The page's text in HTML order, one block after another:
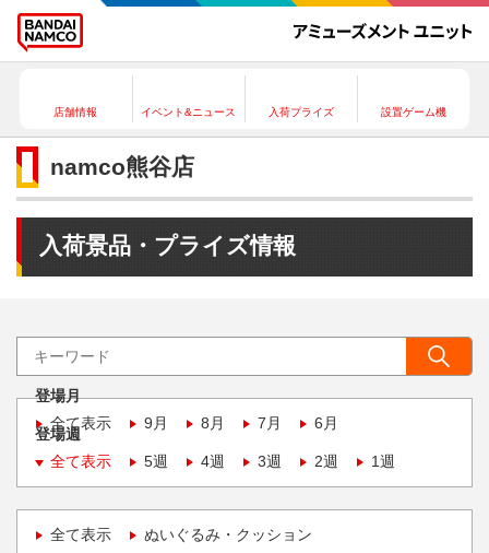
店舗情報 イベント&ニュース 入荷プライズ 設置ゲーム機
namco熊谷店
入荷景品・プライズ情報
登場月
全て表示
9月 8月 7月 6月
登場週
全て表示
5週 4週 3週 2週 1週
全て表示 ぬいぐるみ・クッション